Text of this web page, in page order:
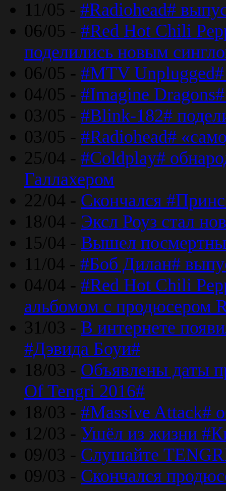
11/05 - #Radiohead#
06/05 - #Red Hot Chili
поделились новым
06/05 - #MTV Unplugged#
04/05 - #Imagine
03/05 - #Blink-182#
03/05 - #Radiohead#
25/04 - #Coldplay#
Галлахером
22/04 - Скончался
18/04 - Эксл Роуз стал
15/04 - Вышел
11/04 - #Боб Дилан#
04/04 - #Red Hot Chili
альбомом с продюсером
31/03 - В интернете
#Дэвида Боуи#
18/03 - Объявлены даты
Of Tengri 2016#
18/03 - #Massive Attack#
12/03 - Ушёл из жизни
09/03 - Слушайте
09/03 - Скончался